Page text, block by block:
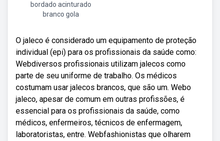
bordado acinturado
branco gola
O jaleco é considerado um equipamento de proteção
individual (epi) para os profissionais da saúde como:
Webdiversos profissionais utilizam jalecos como
parte de seu uniforme de trabalho. Os médicos
costumam usar jalecos brancos, que são um. Webo
jaleco, apesar de comum em outras profissões, é
essencial para os profissionais da saúde, como
médicos, enfermeiros, técnicos de enfermagem,
laboratoristas, entre. Webfashionistas que olharem